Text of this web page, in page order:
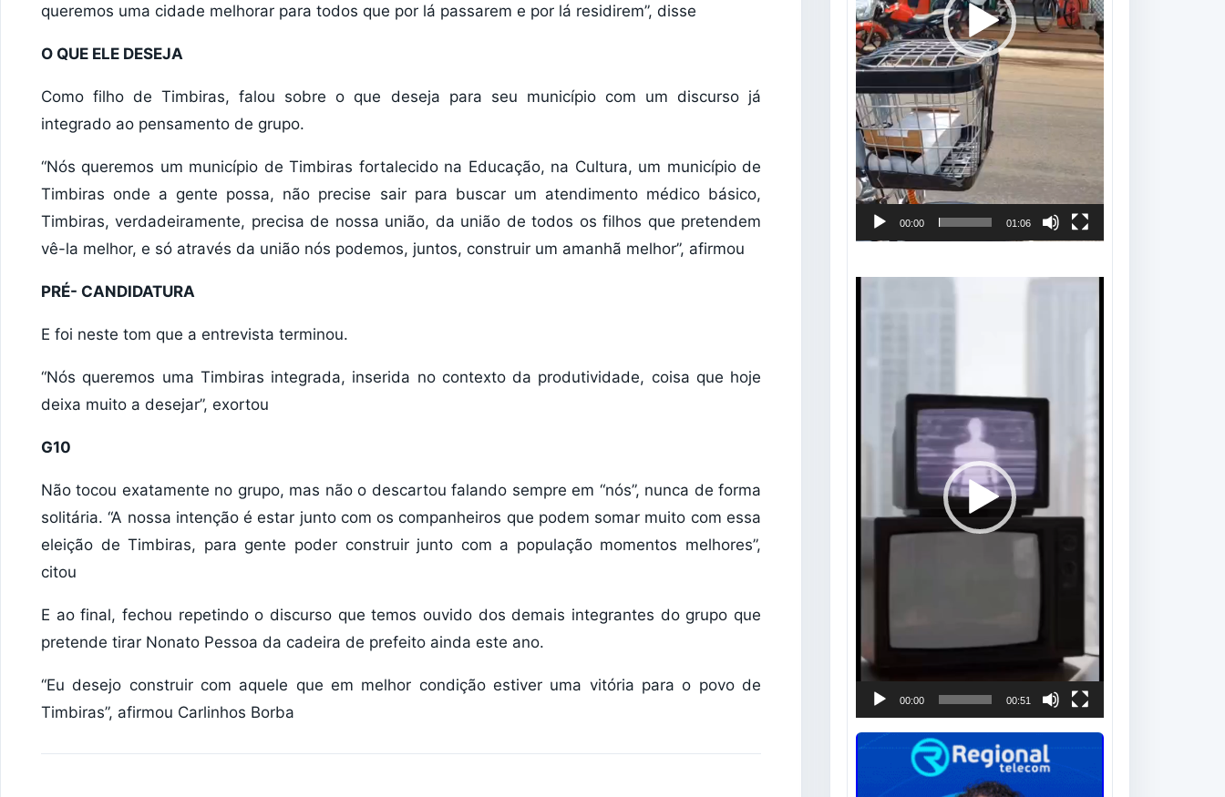
queremos uma cidade melhorar para todos que por lá passarem e por lá residirem”, disse
O QUE ELE DESEJA
Como filho de Timbiras, falou sobre o que deseja para seu município com um discurso já
integrado ao pensamento de grupo.
“Nós queremos um município de Timbiras fortalecido na Educação, na Cultura, um município de
Timbiras onde a gente possa, não precise sair para buscar um atendimento médico básico,
Timbiras, verdadeiramente, precisa de nossa união, da união de todos os filhos que pretendem
vê-la melhor, e só através da união nós podemos, juntos, construir um amanhã melhor”, afirmou
PRÉ- CANDIDATURA
E foi neste tom que a entrevista terminou.
“Nós queremos uma Timbiras integrada, inserida no contexto da produtividade, coisa que hoje
deixa muito a desejar”, exortou
G10
Não tocou exatamente no grupo, mas não o descartou falando sempre em “nós”, nunca de forma
solitária. “A nossa intenção é estar junto com os companheiros que podem somar muito com essa
eleição de Timbiras, para gente poder construir junto com a população momentos melhores”,
citou
E ao final, fechou repetindo o discurso que temos ouvido dos demais integrantes do grupo que
pretende tirar Nonato Pessoa da cadeira de prefeito ainda este ano.
“Eu desejo construir com aquele que em melhor condição estiver uma vitória para o povo de
Timbiras”, afirmou Carlinhos Borba
00:00 01:06
00:00 00:51